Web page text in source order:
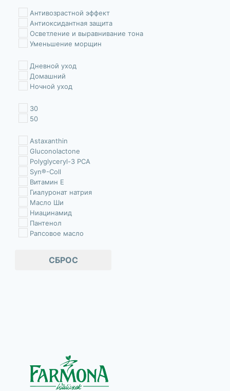
Антивозрастной эффект
Антиоксидантная защита
Осветление и выравнивание тона
Уменьшение морщин
Дневной уход
Домашний
Ночной уход
30
50
Astaxanthin
Gluconolactone
Polyglyceryl-3 PCA
Syn®-Coll
Витамин Е
Гиалуронат натрия
Масло Ши
Ниацинамид
Пантенол
Рапсовое масло
Фитостерол из соевого масла
СБРОС